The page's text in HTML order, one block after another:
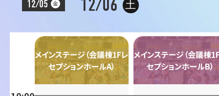
12/05 金 12/06 土
メインステージ（会議棟1Fレ
セプションホールA）
メインステージ（会議棟
セプションホールB）